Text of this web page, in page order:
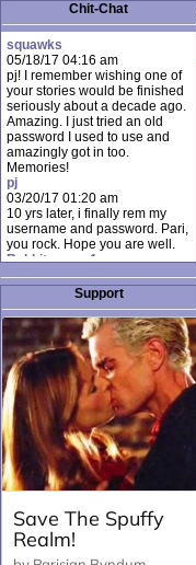
Chit-Chat
squawks
05/18/17 04:16 am
pj! I remember wishing one of
your stories would be finished
seriously about a decade ago.
Amazing. I just tried an old
password I used to use and
amazingly got in too.
Memories!
pj
03/20/17 01:20 am
10 yrs later, i finally rem my
username and password. Pari,
you rock. Hope you are well.
Rabbit_moon1
12/23/16 01:12 pm
I donate every month. Please
donate to keep this site up!
AudryDaluz1
10/06/16 08:34 am
Great post.
Chrissel
08/31/16 03:45 pm
And anyone else who loves
this site, it's worth mentioning
there's a nifty little "Donate"
option just below the shout box
here! ;)
Chrissel
08/31/16 03:43 pm
to thank Pari and all the mods
for maintaining such a great
site!
Support